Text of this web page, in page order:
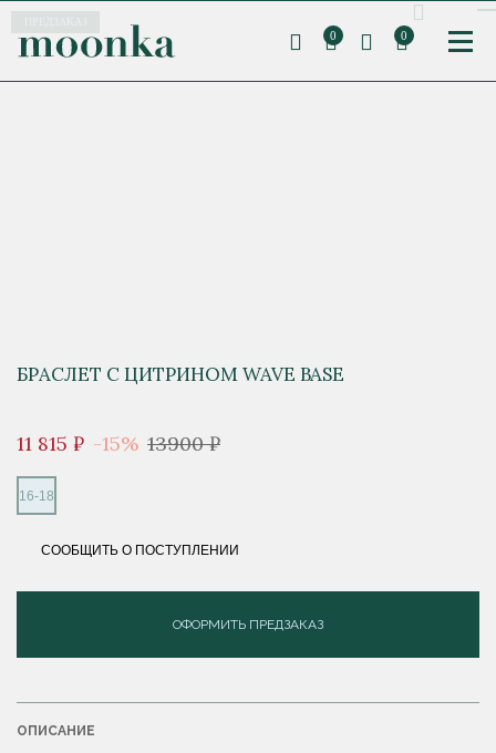
0 0
БРАСЛЕТ С ЦИТРИНОМ WAVE BASE
11 815 ₽ -15% 13900 ₽
16-18
СООБЩИТЬ О ПОСТУПЛЕНИИ
ОФОРМИТЬ ПРЕДЗАКАЗ
ОПИСАНИЕ